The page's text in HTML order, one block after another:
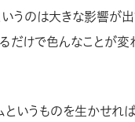
うのは大きな影響が
だけで色んなことが変
というものを生かせれ